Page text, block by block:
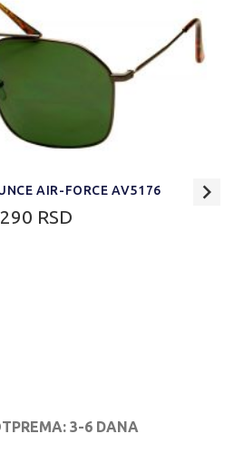
AIR-FORCE AV5176
RSD
3-6 DANA